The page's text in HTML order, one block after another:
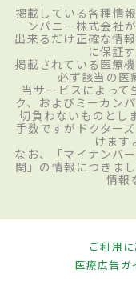
掲載している各種情
ンパニー株式会社
出来るだけ正確な情
に保証
掲載されている医療
必ず該当の医
当サービスによって
ク、およびミーカン
切負わないものとし
手数ですがドクター
けます
なお、「マイナンバ
関」の情報につきま
情報
ご利用
医療広告ガ